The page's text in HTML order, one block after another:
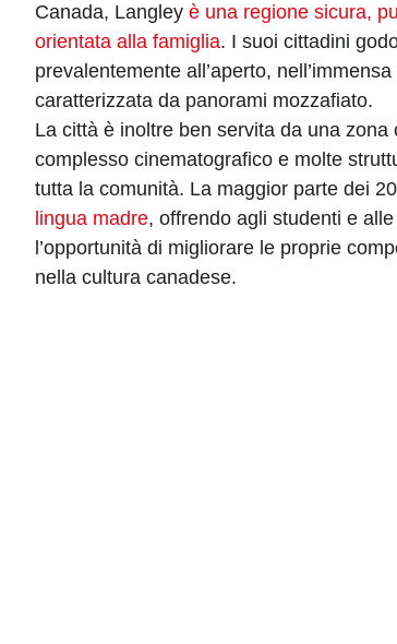
Canada, Langley è una regione sicura,
orientata alla famiglia. I suoi cittadini
prevalentemente all’aperto,
caratterizzata da panorami mozzafiato.
La città è inoltre ben servita da una
complesso cinematografico e molte
tutta la comunità. La maggior parte dei
lingua madre, offrendo agli studenti e
l’opportunità di migliorare le proprie
nella cultura canadese.